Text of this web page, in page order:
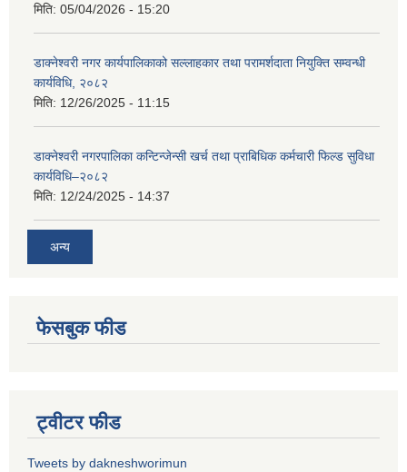
मिति: 05/04/2026 - 15:20
डाक्नेश्वरी नगर कार्यपालिकाको सल्लाहकार तथा परामर्शदाता नियुक्ति सम्वन्धी
कार्यविधि, २०८२
मिति: 12/26/2025 - 11:15
डाक्नेश्वरी नगरपालिका कन्टिन्जेन्सी खर्च तथा प्राबिधिक कर्मचारी फिल्ड सुविधा
कार्यविधि–२०८२
मिति: 12/24/2025 - 14:37
अन्य
फेसबुक फीड
ट्वीटर फीड
Tweets by dakneshworimun